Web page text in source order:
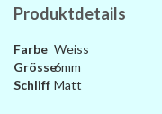
Produktdetails
Farbe Weiss
Grösse6mm
Schliff Matt